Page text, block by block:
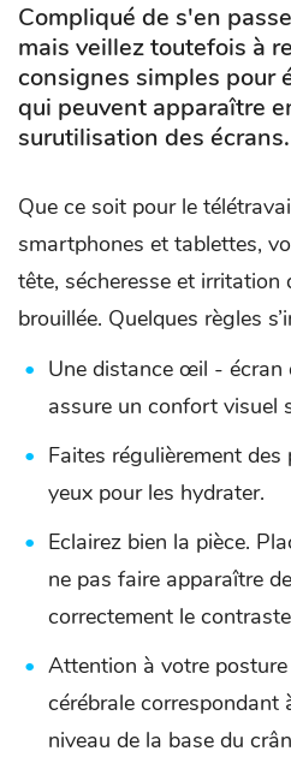
Compliqué de s'en
mais veillez toutefois à
consignes simples pour
qui peuvent apparaître
surutilisation des écrans.
Que ce soit pour le
smartphones et tablettes,
tête, sécheresse et irritation
brouillée. Quelques règles
Une distance œil - écran
assure un confort visuel
Faites régulièrement des
yeux pour les hydrater.
Eclairez bien la pièce.
ne pas faire apparaître
correctement le contraste
Attention à votre
cérébrale correspondant
niveau de la base du